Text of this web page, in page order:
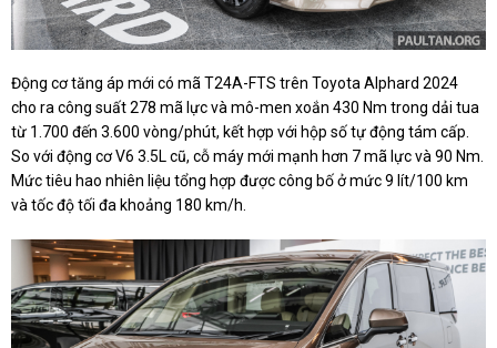
Động cơ tăng áp mới có mã T24A-FTS trên Toyota Alphard 2024
cho ra công suất 278 mã lực và mô-men xoắn 430 Nm trong dải tua
từ 1.700 đến 3.600 vòng/phút, kết hợp với hộp số tự động tám cấp.
So với động cơ V6 3.5L cũ, cỗ máy mới mạnh hơn 7 mã lực và 90 Nm.
Mức tiêu hao nhiên liệu tổng hợp được công bố ở mức 9 lít/100 km
và tốc độ tối đa khoảng 180 km/h.